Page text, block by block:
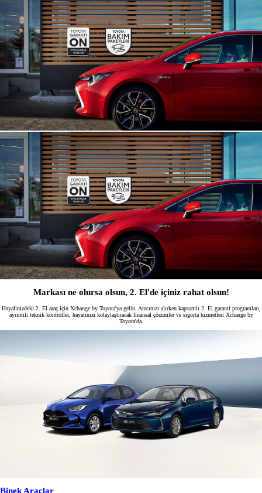
Markası ne olursa olsun, 2. El'de içiniz rahat olsun!
Hayalinizdeki 2. El araç için Xchange by Toyota'ya gelin. Aracınızı alırken kapsamlı 2. El garanti programları,
ayrıntılı teknik kontroller, hayatınızı kolaylaştıracak finansal çözümler ve sigorta hizmetleri Xchange by
Toyota'da.
Binek Araçlar